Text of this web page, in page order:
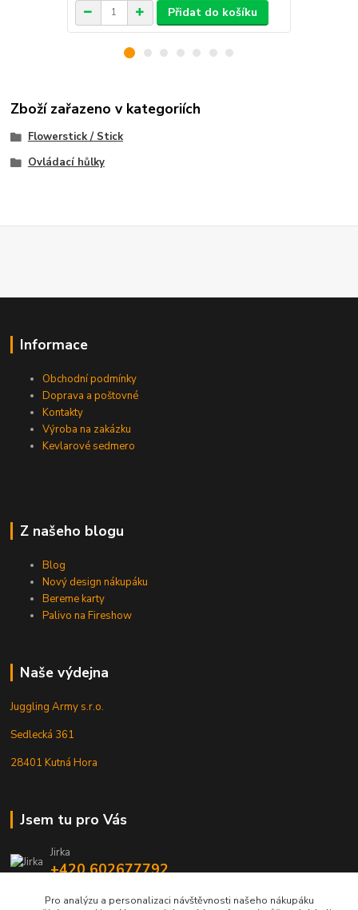
Přidat do košíku
Zboží zařazeno v kategoriích
Flowerstick / Stick
Ovládací hůlky
Informace
Obchodní podmínky
Doprava a poštovné
Kontakty
Výroba na zakázku
Kevlarové sedmero
Z našeho blogu
Blog
Nový design nákupáku
Bereme karty
Palivo na Fireshow
Naše výdejna
Juggling Army s.r.o.
Sedlecká 361
28401 Kutná Hora
Jsem tu pro Vás
Jirka
+420 602677792
info@jarmy.cz
Pro analýzu a personalizaci návštěvnosti našeho nákupáku